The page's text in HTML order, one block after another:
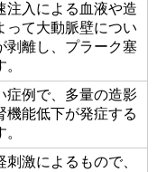
注入による血液や造
って大動脈壁につい
剥離し、プラーク塞
症例で、多量の造影
機能低下が発症する
激によるもので、